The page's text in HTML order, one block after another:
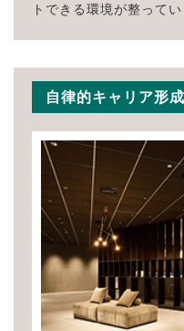
トできる環境が整ってい
自律的キャリア形成